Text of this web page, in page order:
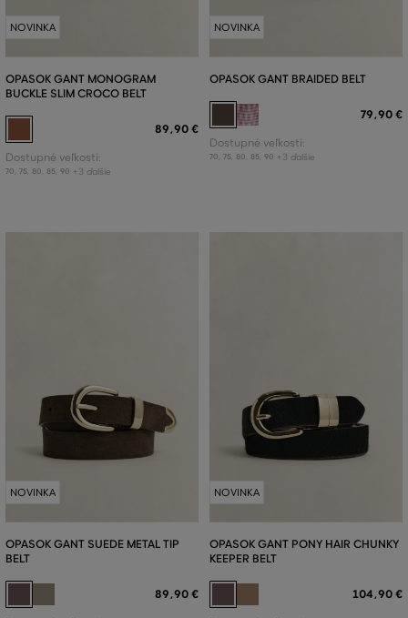
NOVINKA
OPASOK GANT MONOGRAM
BUCKLE SLIM CROCO BELT
89,90 €
Dostupné veľkosti:
70 75 80 85 90 +3 ďalšie
NOVINKA
OPASOK GANT BRAIDED BELT
79,90 €
Dostupné veľkosti:
70 75 80 85 90 +3 ďalšie
NOVINKA
OPASOK GANT SUEDE METAL TIP
BELT
89,90 €
NOVINKA
OPASOK GANT PONY HAIR CHUNKY
KEEPER BELT
104,90 €